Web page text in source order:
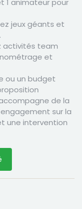
1 animateur pour
jeux géants et
activités team
et
ou un budget
de la
sur la
une intervention